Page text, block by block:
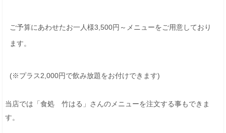
ご予算にあわせたお一人様3,500円～メニューをご用意しており
ます。
(※プラス2,000円で飲み放題をお付けできます)
当店では「食処 竹はる」さんのメニューを注文する事もできま
す。